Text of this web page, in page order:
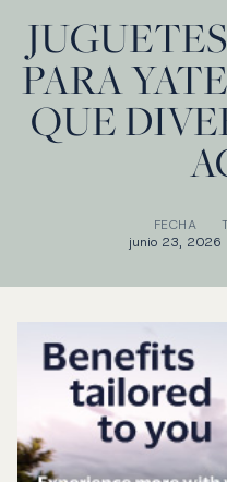
PARA
QUE
FECHA
junio 23, 2026